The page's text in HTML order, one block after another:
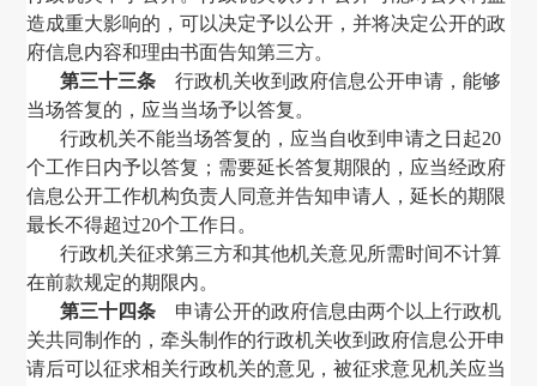
造成重大影响的，可以决定予以公开，并将决定公开的政
府信息内容和理由书面告知第三方。
第三十三条 行政机关收到政府信息公开申请，能够
当场答复的，应当当场予以答复。
行政机关不能当场答复的，应当自收到申请之日起20
个工作日内予以答复；需要延长答复期限的，应当经政府
信息公开工作机构负责人同意并告知申请人，延长的期限
最长不得超过20个工作日。
行政机关征求第三方和其他机关意见所需时间不计算
在前款规定的期限内。
第三十四条 申请公开的政府信息由两个以上行政机
关共同制作的，牵头制作的行政机关收到政府信息公开申
请后可以征求相关行政机关的意见，被征求意见机关应当